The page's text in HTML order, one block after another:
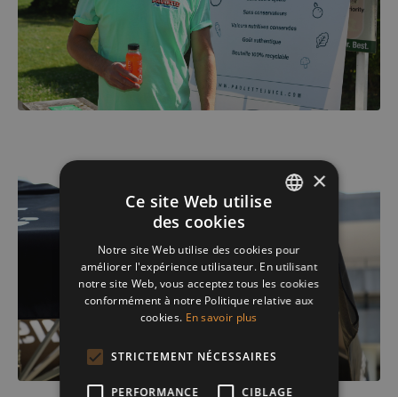
FRENCH
DUTCH
×
Ce site Web utilise
des cookies
Notre site Web utilise des cookies pour
améliorer l'expérience utilisateur. En utilisant
notre site Web, vous acceptez tous les cookies
conformément à notre Politique relative aux
cookies. En savoir plus
STRICTEMENT NÉCESSAIRES
PERFORMANCE CIBLAGE